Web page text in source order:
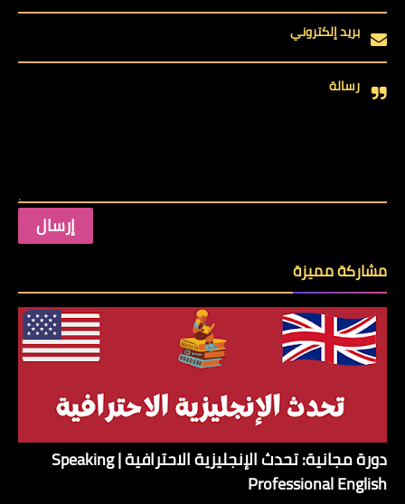
بريد إلكتروني
رسالة
مشاركة مميزة
دورة مجانية: تحدث الإنجليزية الاحترافية | Speaking
Professional English